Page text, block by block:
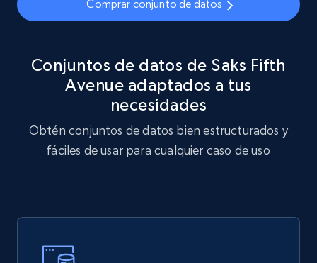
877+ 124+ Buy Now
Naver products
URL, Product id, Title, Original price, Final price,
838+
Comprar conjunto de datos
Conjuntos de datos de Saks Fifth
Avenue adaptados a tus
necesidades
Obtén conjuntos de datos bien estructurados y
fáciles de usar para cualquier caso de uso